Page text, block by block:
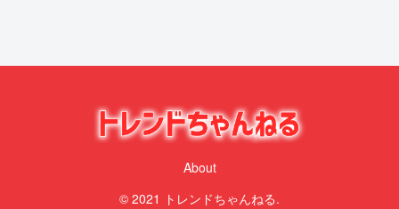
About
© 2021 トレンドちゃんねる.